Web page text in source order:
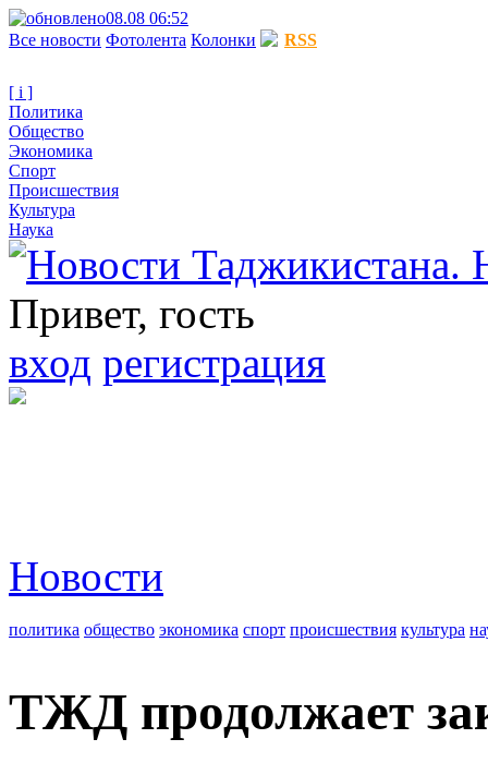
08.08 06:52
Все новости Фотолента Колонки RSS
[ i ]
Политика
Общество
Экономика
Спорт
Происшествия
Культура
Наука
Привет, гость
вход регистрация
Новости
политика общество экономика спорт происшествия культура
ТЖД продолжает